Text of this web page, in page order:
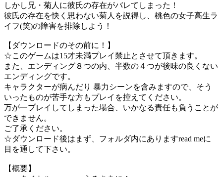
しかし兄・菊人に彼氏の存在がバレてしまった！
彼氏の存在を快く思わない菊人を説得し、桃色の女子高生ラ
イフ(笑)の障害を排除しよう！
【ダウンロードのその前に！】
☆このゲームは15才未満プレイ禁止とさせて頂きます。
また、エンディング８つの内、半数の４つが後味の良くない
エンディングです。
キャラクターが病んだり 暴力シーンを含みますので、そう
いったものが苦手な方もプレイを控えてください。
万が一プレイしてしまった場合、いかなる責任も負うことが
できません。
ご了承ください。
☆ダウンロード後はまず、フォルダ内にありますread meに
目を通して下さい。
【概要】